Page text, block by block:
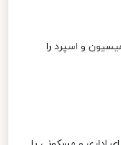
و اسپرد را